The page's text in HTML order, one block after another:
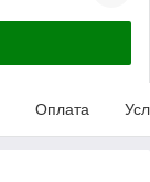
Оплата